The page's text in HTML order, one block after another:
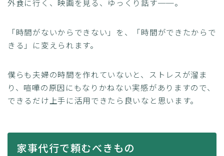
外食に行く、映画を見る、ゆっくり話す──。
「時間がないからできない」を、「時間ができたからで
きる」に変えられます。
僕らも夫婦の時間を作れていないと、ストレスが溜ま
り、喧嘩の原因にもなりかねない実感がありますので、
できるだけ上手に活用できたら良いなと思います。
家事代行で頼むべきもの